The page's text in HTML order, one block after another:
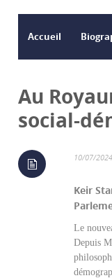
Accueil
Au
social-
10/07/2024
Keir
Le
Depuis